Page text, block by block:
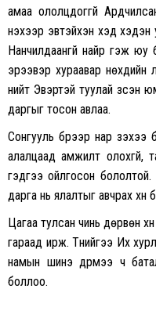
амаа ололцдоггүй
үнэхээр эвтэйхэн хэд
Нанчилдаангүй найр гэж
эрээвэр хураавар нөхдийн
нийт Эвэртэй туулай
даргыг тосон авлаа.
Сонгууль бүрээр нар
алалцаад амжилт олохгүй,
гэдгээ ойлгосон
дарга нь ялалтыг авчрах
Цагаа тулсан чинь дөрвөн хүн
гараад ирж. Түүнийгээ Их
намын шинэ дүрмээ ч
боллоо.